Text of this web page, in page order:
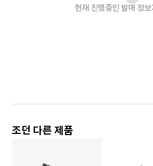
현재 진행중인 발매 정
조던 다른 제품